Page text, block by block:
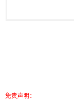
免责声明：